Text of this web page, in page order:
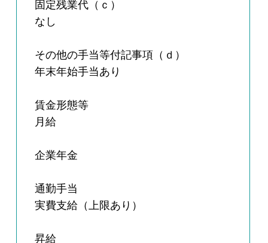
固定残業代（ｃ）
なし
その他の手当等付記事項（ｄ）
年末年始手当あり
賃金形態等
月給
企業年金
通勤手当
実費支給（上限あり）
昇給